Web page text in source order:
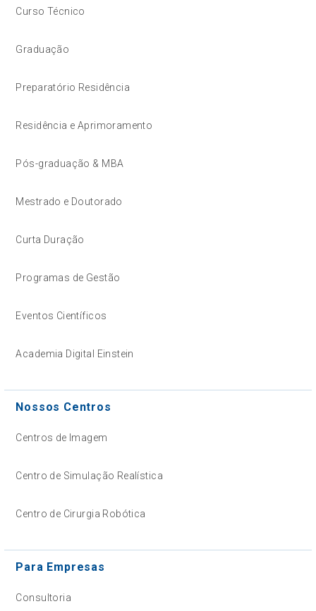
Curso Técnico
Graduação
Preparatório Residência
Residência e Aprimoramento
Pós-graduação & MBA
Mestrado e Doutorado
Curta Duração
Programas de Gestão
Eventos Científicos
Academia Digital Einstein
Nossos Centros
Centros de Imagem
Centro de Simulação Realística
Centro de Cirurgia Robótica
Para Empresas
Consultoria